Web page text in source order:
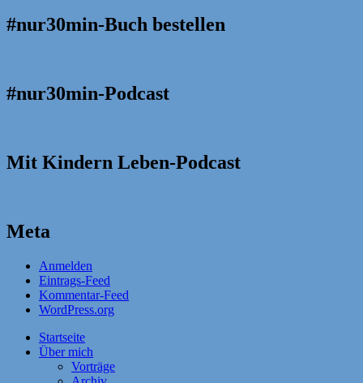
#nur30min-Buch bestellen
#nur30min-Podcast
Mit Kindern Leben-Podcast
Meta
Anmelden
Eintrags-Feed
Kommentar-Feed
WordPress.org
Startseite
Über mich
Vorträge